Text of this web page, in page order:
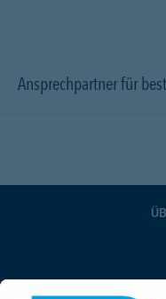
Ansprechpartner für